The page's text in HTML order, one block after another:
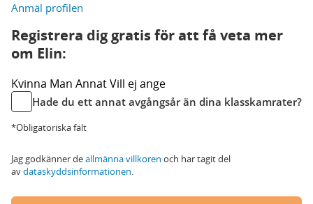
Anmäl profilen
Registrera dig gratis för att få veta mer
om Elin:
Kvinna Man AnnatVill ej ange
Hade du ett annat avgångsår än dina klasskamrater?
*Obligatoriska fält
Jag godkänner deallmänna villkoren och har tagit del
avdataskyddsinformationen.